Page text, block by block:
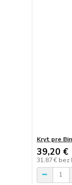
Kryt pre
39,20 €
31,87 € bez